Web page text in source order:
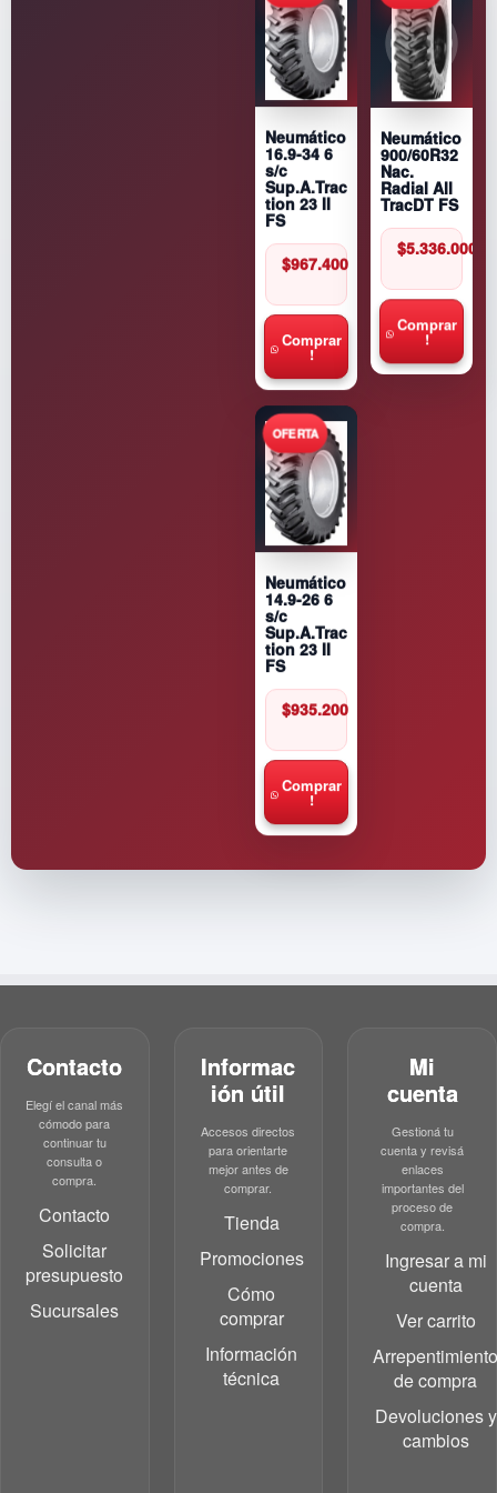
Neumático
16.9-34 6
s/c
Sup.A.Trac
tion 23 II
FS
$967.400
Comprar
!
Neumático
900/60R32
Nac.
Radial All
TracDT FS
$5.336.000
Comprar
!
Neumático
14.9-26 6
s/c
Sup.A.Trac
tion 23 II
FS
$935.200
Comprar
!
Contacto
Elegí el canal más
cómodo para
continuar tu
consulta o
compra.
Contacto
Solicitar
presupuesto
Sucursales
Informac
ión útil
Accesos directos
para orientarte
mejor antes de
comprar.
Tienda
Promociones
Cómo
comprar
Información
técnica
Mi
cuenta
Gestioná tu
cuenta y revisá
enlaces
importantes del
proceso de
compra.
Ingresar a mi
cuenta
Ver carrito
de compra
Devoluciones y
cambios